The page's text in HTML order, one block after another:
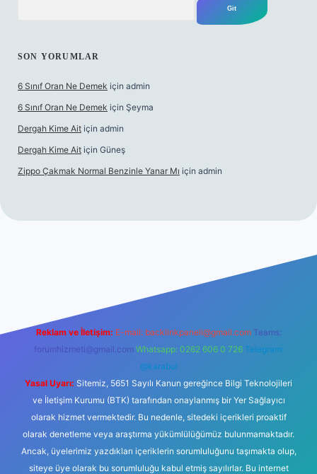
SON YORUMLAR
6 Sınıf Oran Ne Demek için admin
6 Sınıf Oran Ne Demek için Şeyma
Dergah Kime Ait için admin
Dergah Kime Ait için Güneş
Zippo Çakmak Normal Benzinle Yanar Mı için admin
Reklam ve İletişim: E-mail: backlinkpaneli@gmail.com Teams:
forumhizmeti@gmail.com Whatsapp: 0262 606 0 726 Telegram:
@karabul
Yasal Uyarı: Sitemiz, 5651 Sayılı Kanun gereğince Bilgi Teknolojileri
ve İletişim Kurumu (BTK) tarafından onaylanmış bir Yer Sağlayıcı
olarak hizmet vermektedir. Bu nedenle, sitedeki içerikleri proaktif
olarak denetleme veya araştırma yükümlülüğümüz bulunmamaktadır.
Ancak, üyelerimiz yazdıkları içeriklerin sorumluluğunu taşımakta olup,
siteye üye olarak bu sorumluluğu kabul etmiş sayılırlar. Bu internet